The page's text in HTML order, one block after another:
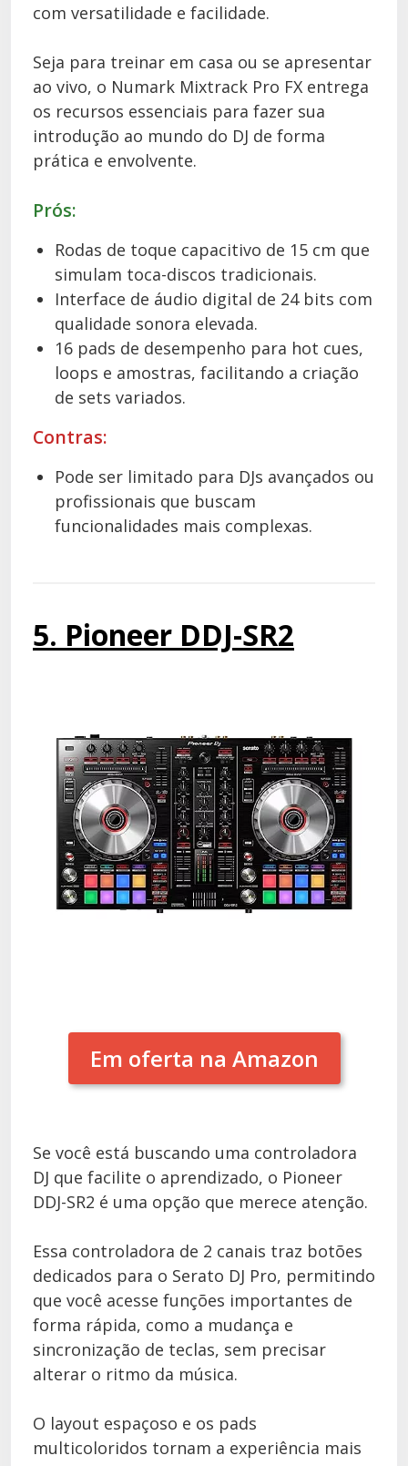
com versatilidade e facilidade.
Seja para treinar em casa ou se apresentar
ao vivo, o Numark Mixtrack Pro FX entrega
os recursos essenciais para fazer sua
introdução ao mundo do DJ de forma
prática e envolvente.
Prós:
Rodas de toque capacitivo de 15 cm que
simulam toca-discos tradicionais.
Interface de áudio digital de 24 bits com
qualidade sonora elevada.
16 pads de desempenho para hot cues,
loops e amostras, facilitando a criação
de sets variados.
Contras:
Pode ser limitado para DJs avançados ou
profissionais que buscam
funcionalidades mais complexas.
5. Pioneer DDJ-SR2
Em oferta na Amazon
Se você está buscando uma controladora
DJ que facilite o aprendizado, o Pioneer
DDJ-SR2 é uma opção que merece atenção.
Essa controladora de 2 canais traz botões
dedicados para o Serato DJ Pro, permitindo
que você acesse funções importantes de
forma rápida, como a mudança e
sincronização de teclas, sem precisar
alterar o ritmo da música.
O layout espaçoso e os pads
multicoloridos tornam a experiência mais